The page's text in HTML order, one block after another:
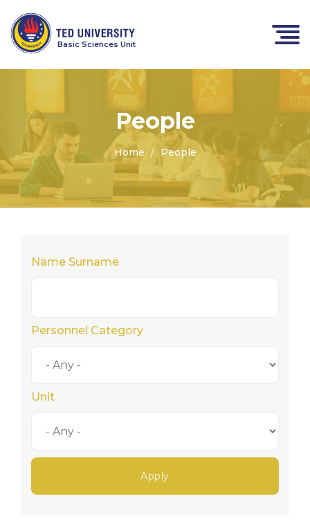
Basic Sciences Unit
People
Home People
Name Surname
Personnel Category
Unit